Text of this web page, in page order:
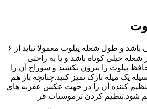
رنگ شعله پیلوت باید آبی باشد و طول شعله پیلوت معمولا نباید از ۶
شعله خیلی کوتاه باشد و یا به راحتی
پیلوت را بیرون بکشید و سوراخ آن را
یک میله نازک تمیز کنید.چنانچه باز هم
تنظیم کننده آن را در جهت عکس عقربه های
شود.تنظیم کردن ترموستات فر